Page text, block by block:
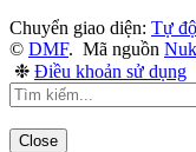
Chuyển giao diện: Tự
© DMF. Mã nguồn
❉ Điều khoản sử dụng
Close